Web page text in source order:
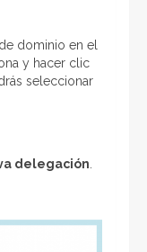
dominio en el
y hacer clic
seleccionar
delegación